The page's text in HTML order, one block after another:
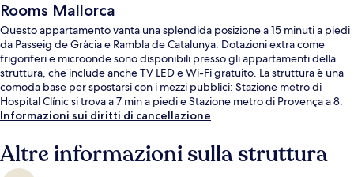
Rooms Mallorca
Questo appartamento vanta una splendida posizione a 15 minuti a piedi
da Passeig de Gràcia e Rambla de Catalunya. Dotazioni extra come
frigoriferi e microonde sono disponibili presso gli appartamenti della
struttura, che include anche TV LED e Wi-Fi gratuito. La struttura è una
comoda base per spostarsi con i mezzi pubblici: Stazione metro di
Hospital Clínic si trova a 7 min a piedi e Stazione metro di Provença a 8.
Informazioni sui diritti di cancellazione
Altre informazioni sulla struttura